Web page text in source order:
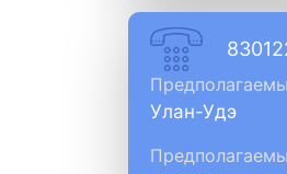
Улан-Удэ